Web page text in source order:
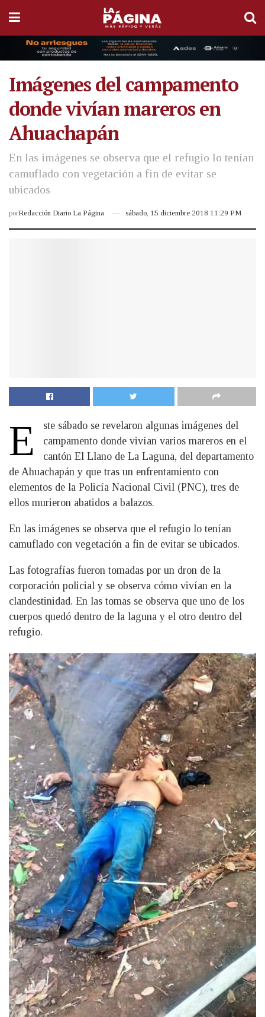
Imágenes del campamento
donde vivían mareros en
Ahuachapán
En las imágenes se observa que el refugio lo tenían
camuflado con vegetación a fin de evitar se
ubicados
porRedacción Diario La Página sábado, 15 diciembre 2018 11:29 PM
E
ste sábado se revelaron algunas imágenes del
campamento donde vivían varios mareros en el
cantón El Llano de La Laguna, del departamento
de Ahuachapán y que tras un enfrentamiento con
elementos de la Policía Nacional Civil (PNC), tres de
ellos murieron abatidos a balazos.
En las imágenes se observa que el refugio lo tenían
camuflado con vegetación a fin de evitar se ubicados.
Las fotografías fueron tomadas por un dron de la
corporación policial y se observa cómo vivían en la
clandestinidad. En las tomas se observa que uno de los
cuerpos quedó dentro de la laguna y el otro dentro del
refugio.